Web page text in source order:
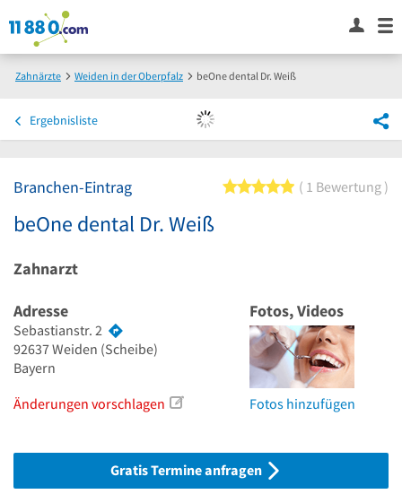
Zahnärzte Weiden in der Oberpfalz beOne dental Dr. Weiß
Ergebnisliste
Branchen-Eintrag 5 von 5 Sternen
1 Bewertung
beOne dental Dr. Weiß
Zahnarzt
Adresse
Sebastianstr. 2
92637Weiden (Scheibe)
Bayern
Änderungen vorschlagen
Fotos, Videos
Fotos hinzufügen
Gratis Termine anfragen